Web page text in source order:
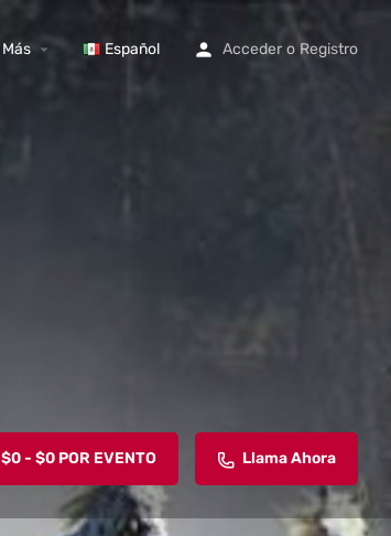
Más Español Acceder o Registro
$0 - $0 POR EVENTO Llama Ahora